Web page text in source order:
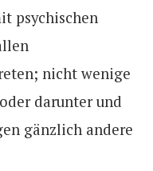
psychischen
nicht wenige
darunter und
gänzlich andere